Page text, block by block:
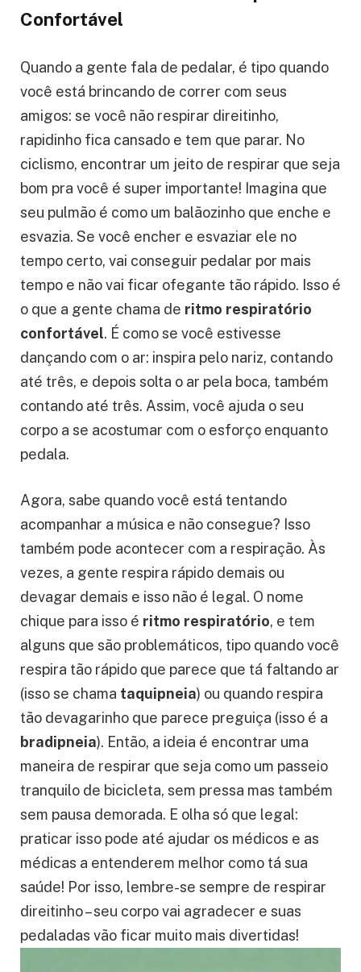
Encontrando um Ritmo Respiratório
Confortável
Quando a gente fala de pedalar, é tipo quando
você está brincando de correr com seus
amigos: se você não respirar direitinho,
rapidinho fica cansado e tem que parar. No
ciclismo, encontrar um jeito de respirar que seja
bom pra você é super importante! Imagina que
seu pulmão é como um balãozinho que enche e
esvazia. Se você encher e esvaziar ele no
tempo certo, vai conseguir pedalar por mais
tempo e não vai ficar ofegante tão rápido. Isso é
o que a gente chama de ritmo respiratório
confortável. É como se você estivesse
dançando com o ar: inspira pelo nariz, contando
até três, e depois solta o ar pela boca, também
corpo a se acostumar com o esforço enquanto
pedala.
Agora, sabe quando você está tentando
acompanhar a música e não consegue? Isso
também pode acontecer com a respiração. Às
vezes, a gente respira rápido demais ou
devagar demais e isso não é legal. O nome
chique para isso éritmo respiratório, e tem
alguns que são problemáticos, tipo quando você
respira tão rápido que parece que tá faltando ar
(isso se chamataquipneia) ou quando respira
tão devagarinho que parece preguiça (isso é a
bradipneia). Então, a ideia é encontrar uma
maneira de respirar que seja como um passeio
tranquilo de bicicleta, sem pressa mas também
sem pausa demorada. E olha só que legal:
praticar isso pode até ajudar os médicos e as
médicas a entenderem melhor como tá sua